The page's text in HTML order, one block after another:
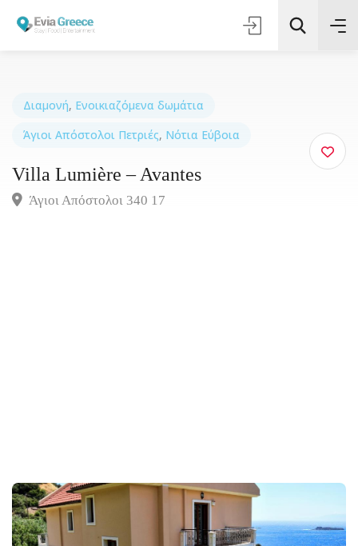
Διαμονή, Ενοικιαζόμενα δωμάτια
Άγιοι Απόστολοι Πετριές, Νότια Εύβοια
Villa Lumière – Avantes
Άγιοι Απόστολοι 340 17